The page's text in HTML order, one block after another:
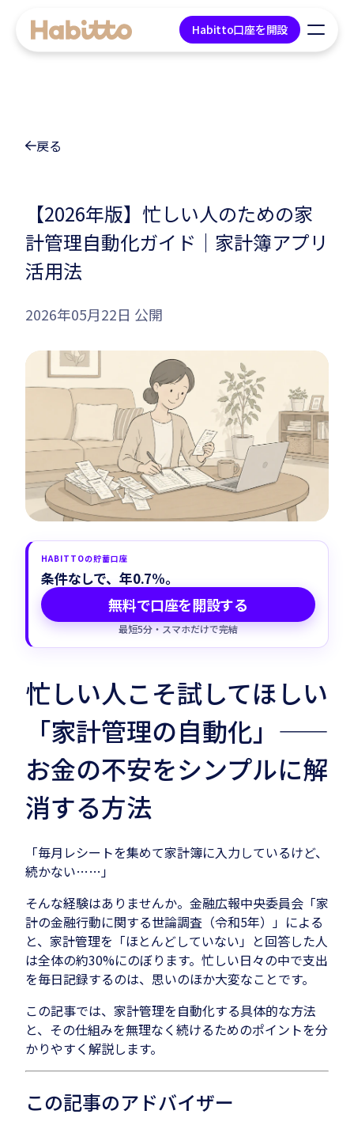
Habitto口座を開設
マネープラン相談
会社情報
コンテンツ
Habitto口座を開設
戻る
【2026年版】忙しい人のための家
計管理自動化ガイド｜家計簿アプリ
活用法
2026年05月22日 公開
HABITTOの貯蓄口座
条件なしで、年0.7%。
無料で口座を開設する
最短5分・スマホだけで完結
忙しい人こそ試してほしい
「家計管理の自動化」——
お金の不安をシンプルに解
消する方法
「毎月レシートを集めて家計簿に入力しているけど、
続かない……」
そんな経験はありませんか。金融広報中央委員会「家
計の金融行動に関する世論調査（令和5年）」による
と、家計管理を「ほとんどしていない」と回答した人
は全体の約30%にのぼります。忙しい日々の中で支出
を毎日記録するのは、思いのほか大変なことです。
この記事では、家計管理を自動化する具体的な方法
と、その仕組みを無理なく続けるためのポイントを分
かりやすく解説します。
この記事のアドバイザー